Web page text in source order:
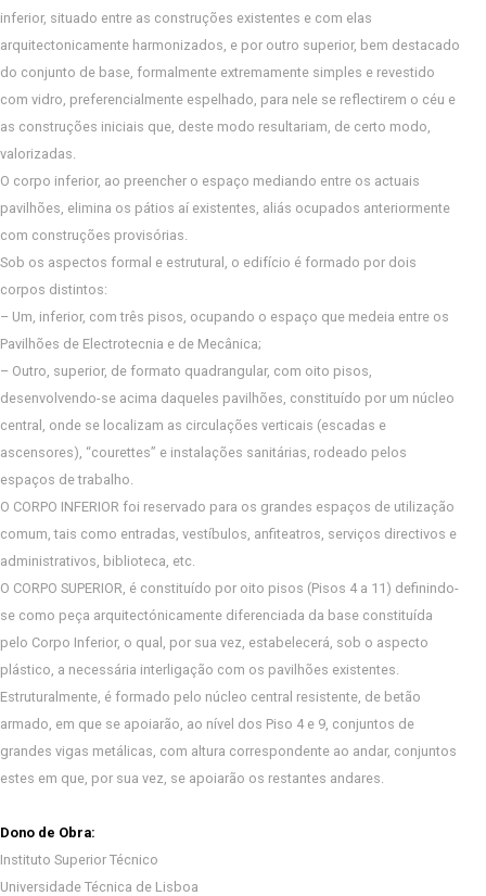
inferior, situado entre as construções existentes e com elas
arquitectonicamente harmonizados, e por outro superior, bem destacado
do conjunto de base, formalmente extremamente simples e revestido
com vidro, preferencialmente espelhado, para nele se reflectirem o céu e
as construções iniciais que, deste modo resultariam, de certo modo,
valorizadas.
O corpo inferior, ao preencher o espaço mediando entre os actuais
pavilhões, elimina os pátios aí existentes, aliás ocupados anteriormente
com construções provisórias.
Sob os aspectos formal e estrutural, o edifício é formado por dois
corpos distintos:
– Um, inferior, com três pisos, ocupando o espaço que medeia entre os
Pavilhões de Electrotecnia e de Mecânica;
– Outro, superior, de formato quadrangular, com oito pisos,
desenvolvendo-se acima daqueles pavilhões, constituído por um núcleo
central, onde se localizam as circulações verticais (escadas e
ascensores), “courettes” e instalações sanitárias, rodeado pelos
espaços de trabalho.
O CORPO INFERIOR foi reservado para os grandes espaços de utilização
comum, tais como entradas, vestíbulos, anfiteatros, serviços directivos e
administrativos, biblioteca, etc.
O CORPO SUPERIOR, é constituído por oito pisos (Pisos 4 a 11) definindo-
se como peça arquitectónicamente diferenciada da base constituída
pelo Corpo Inferior, o qual, por sua vez, estabelecerá, sob o aspecto
plástico, a necessária interligação com os pavilhões existentes.
Estruturalmente, é formado pelo núcleo central resistente, de betão
armado, em que se apoiarão, ao nível dos Piso 4 e 9, conjuntos de
grandes vigas metálicas, com altura correspondente ao andar, conjuntos
estes em que, por sua vez, se apoiarão os restantes andares.
Dono de Obra:
Instituto Superior Técnico
Universidade Técnica de Lisboa